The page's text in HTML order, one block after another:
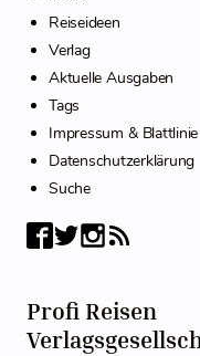
Reiseideen
Verlag
Aktuelle Ausgaben
Tags
Impressum & Blattlinie
Datenschutzerklärung
Suche
Profi Reisen